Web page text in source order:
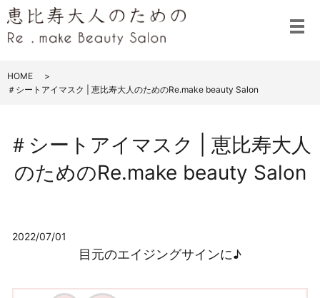
メ
HOME
＃シートアイマスク | 恵比寿大人のためのRe.make beauty Salon
＃シートアイマスク | 恵比寿大人
のためのRe.make beauty Salon
2022/07/01
目元のエイジングサインに♪